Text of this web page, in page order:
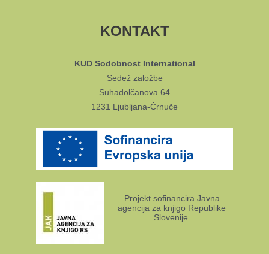
KONTAKT
KUD Sodobnost International
Sedež založbe
Suhadolčanova 64
1231 Ljubljana-Črnuče
Projekt sofinancira Javna
agencija za knjigo Republike
Slovenije.